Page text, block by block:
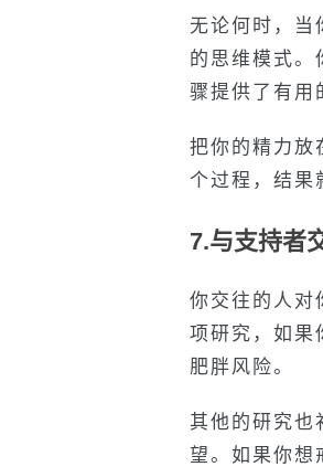
无论何时，当
的思维模式。
骤提供了有用
把你的精力放
个过程，结果
7.与支持者
你交往的人对
项研究，如果
肥胖风险。
其他的研究也
望。如果你想